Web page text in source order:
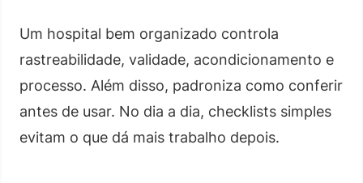
Um hospital bem organizado controla
rastreabilidade, validade, acondicionamento e
processo. Além disso, padroniza como conferir
antes de usar. No dia a dia, checklists simples
evitam o que dá mais trabalho depois.